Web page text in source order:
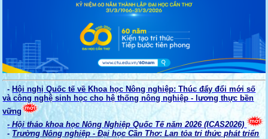
- Hội nghị Quốc tế về Khoa học Nông nghiệp: Thúc đẩy đổi mới số
và công nghệ sinh học cho hệ thống nông nghiệp - lương thực bền
vững
- Hội thảo khoa học Nông Nghiệp Quốc Tế năm 2026 (ICAS2026)
- Trường Nông nghiệp - Đại học Cần Thơ: Lan tỏa tri thức phát triển